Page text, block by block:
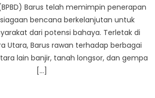
Barus telah memimpin penerapan
bencana berkelanjutan untuk
dari potensi bahaya. Terletak di
Utara, Barus rawan terhadap berbagai
lain banjir, tanah longsor, dan gempa
[…]